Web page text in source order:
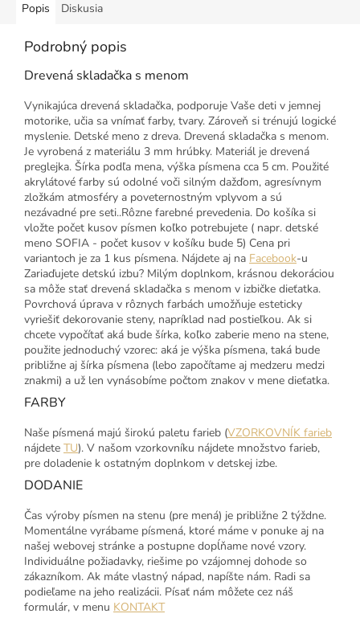
Popis Diskusia
Podrobný popis
Drevená skladačka s menom
Vynikajúca drevená skladačka, podporuje Vaše deti v jemnej
motorike, učia sa vnímať farby, tvary. Zároveň si trénujú logické
myslenie. Detské meno z dreva. Drevená skladačka s menom.
Je vyrobená z materiálu 3 mm hrúbky. Materiál je drevená
preglejka. Šírka podľa mena, výška písmena cca 5 cm. Použité
akrylátové farby sú odolné voči silným dažďom, agresívnym
zložkám atmosféry a poveternostným vplyvom a sú
nezávadné pre seti..Rôzne farebné prevedenia. Do košíka si
vložte počet kusov písmen koľko potrebujete ( napr. detské
meno SOFIA - počet kusov v košíku bude 5) Cena pri
variantoch je za 1 kus písmena. Nájdete aj na Facebook-u
Zariaďujete detskú izbu? Milým doplnkom, krásnou dekoráciou
sa môže stať drevená skladačka s menom v izbičke dieťatka.
Povrchová úprava v rôznych farbách umožňuje esteticky
vyriešiť dekorovanie steny, napríklad nad postieľkou. Ak si
chcete vypočítať aká bude šírka, koľko zaberie meno na stene,
použite jednoduchý vzorec: aká je výška písmena, taká bude
približne aj šírka písmena (lebo započítame aj medzeru medzi
znakmi) a už len vynásobíme počtom znakov v mene dieťatka.
FARBY
Naše písmená majú širokú paletu farieb (VZORKOVNÍK farieb
nájdete TU). V našom vzorkovníku nájdete množstvo farieb,
pre doladenie k ostatným doplnkom v detskej izbe.
DODANIE
Čas výroby písmen na stenu (pre mená) je približne 2 týždne.
Momentálne vyrábame písmená, ktoré máme v ponuke aj na
našej webovej stránke a postupne dopĺňame nové vzory.
Individuálne požiadavky, riešime po vzájomnej dohode so
zákazníkom. Ak máte vlastný nápad, napíšte nám. Radi sa
podieľame na jeho realizácii. Písať nám môžete cez náš
formulár, v menu KONTAKT